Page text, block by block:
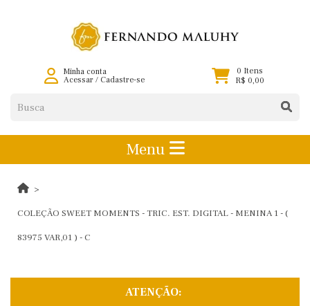
Minha conta
Acessar/ Cadastre-se
0 Itens
R$ 0,00
Menu
COLEÇÃO SWEET MOMENTS - TRIC. EST. DIGITAL - MENINA 1 - (
83975 VAR,01 ) - C
ATENÇÃO: